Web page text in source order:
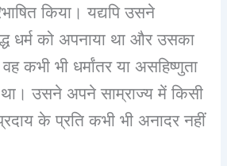
किया। यद्यपि उसने
धर्म को अपनाया था और उसका
कभी भी धर्मांतर या असहिष्णुता
था। उसने अपने साम्राज्य में किसी
के प्रति कभी भी अनादर नहीं